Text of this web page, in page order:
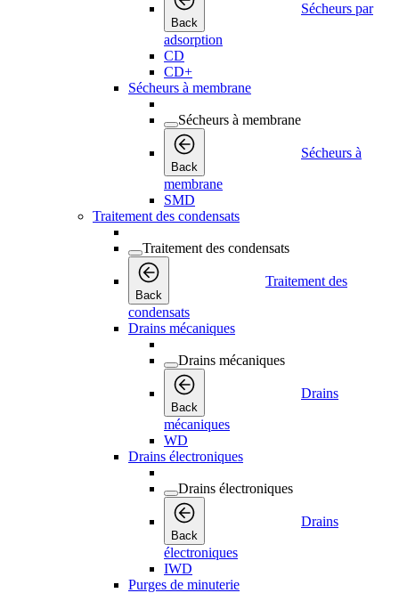
Back
Sécheurs par
adsorption
CD
CD+
Sécheurs à membrane
Sécheurs à membrane
Back
Sécheurs à
membrane
SMD
Traitement des condensats
Traitement des condensats
Back
Traitement des
condensats
Drains mécaniques
Drains mécaniques
Back
Drains
mécaniques
WD
Drains électroniques
Drains électroniques
Back
Drains
électroniques
IWD
Purges de minuterie